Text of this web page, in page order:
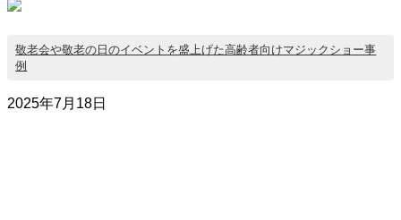
敬老会や敬老の日のイベントを盛上げた高齢者向けマジックショー事
例
2025年7月18日